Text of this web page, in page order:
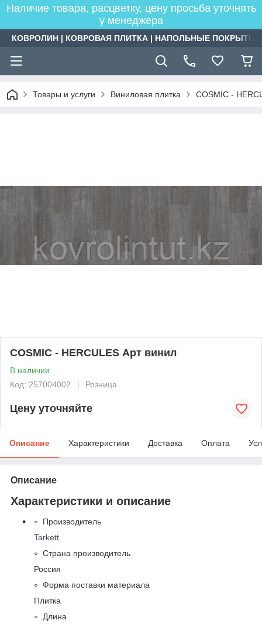
Наличие товара, расцветку, цену просьба уточнять
у менеджера
КОВРОЛИН | КОВРОВАЯ ПЛИТКА | НАПОЛЬНЫЕ
Товары и услуги Виниловая плитка COSMIC -
COSMIC - HERCULES Арт винил
В наличии
Код: 257004002
Розница
Цену уточняйте
Описание Характеристики Доставка Оплата
Описание
Характеристики и описание
Производитель
Tarkett
Страна производитель
Россия
Форма поставки материала
Плитка
Длина